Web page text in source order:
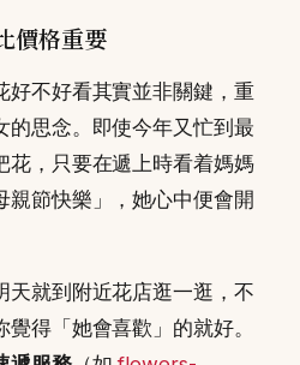
價格重要
好不好看其實並非關鍵，重
的思念。即使今年又忙到最
花，只要在遞上時看着媽媽
親節快樂」，她心中便會開
天就到附近花店逛一逛，不
得「她會喜歡」的就好。